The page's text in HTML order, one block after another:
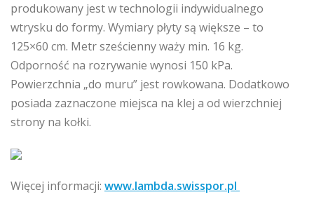
produkowany jest w technologii indywidualnego
wtrysku do formy. Wymiary płyty są większe – to
125×60 cm. Metr sześcienny waży min. 16 kg.
Odporność na rozrywanie wynosi 150 kPa.
Powierzchnia „do muru” jest rowkowana. Dodatkowo
posiada zaznaczone miejsca na klej a od wierzchniej
strony na kołki.
Więcej informacji: www.lambda.swisspor.pl